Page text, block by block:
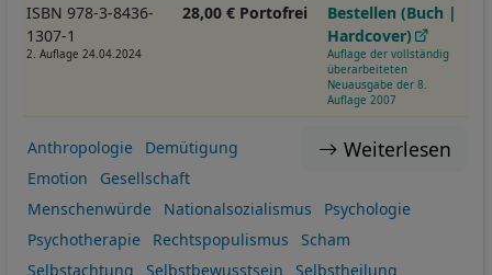
ISBN 978-3-8436-
1307-1
2. Auflage 24.04.2024
28,00 € Portofrei
Bestellen (Buch |
Hardcover)
Auflage der vollständig
überarbeiteten
Neuausgabe der 8.
Auflage 2007
Weiterlesen
Anthropologie
Demütigung
Emotion
Gesellschaft
Menschenwürde
Nationalsozialismus
Psychologie
Psychotherapie
Rechtspopulismus
Scham
Selbstachtung
Selbstbewusstsein
Selbstheilung